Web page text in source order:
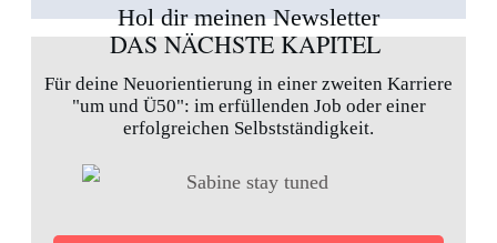
Hol dir meinen Newsletter
DAS NÄCHSTE KAPITEL
Für deine Neuorientierung in einer zweiten Karriere
"um und Ü50": im erfüllenden Job oder einer
erfolgreichen Selbstständigkeit.